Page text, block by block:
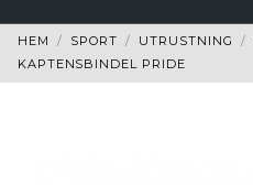
HEM SPORT UTRUSTNING
KAPTENSBINDEL PRIDE